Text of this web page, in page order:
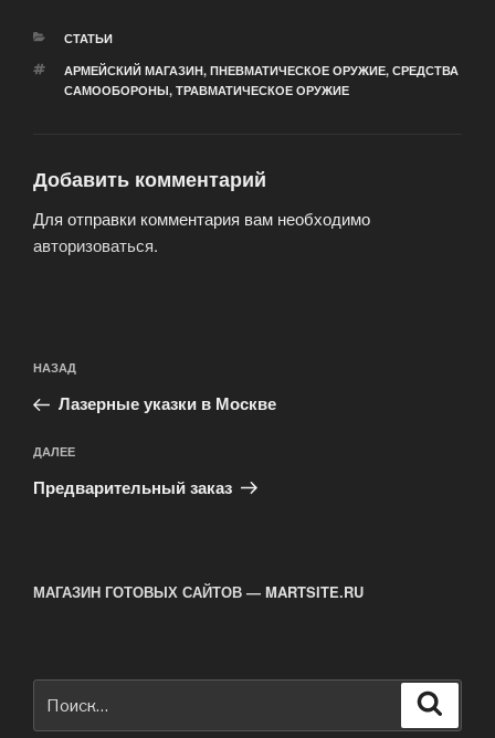
РУБРИКИ
СТАТЬИ
МЕТКИ
АРМЕЙСКИЙ МАГАЗИН, ПНЕВМАТИЧЕСКОЕ ОРУЖИЕ, СРЕДСТВА
САМООБОРОНЫ, ТРАВМАТИЧЕСКОЕ ОРУЖИЕ
Добавить комментарий
Для отправки комментария вам необходимо
авторизоваться.
по
записям
Предыдущая
запись:
НАЗАД
Лазерные указки в Москве
Следующая
запись
ДАЛЕЕ
Предварительный заказ
МАГАЗИН ГОТОВЫХ САЙТОВ — MARTSITE.RU